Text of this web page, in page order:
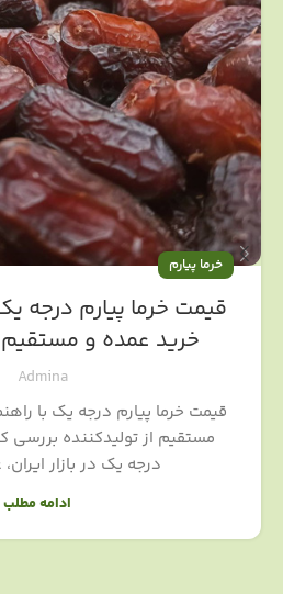
خرما پیارم
قیمت خرما پیارم درجه
خرید عمده و مستقیم
Admina
قیمت خرما پیارم درجه یک با
مستقیم از تولیدکننده بررسی
درجه یک در بازار
ادامه مطلب